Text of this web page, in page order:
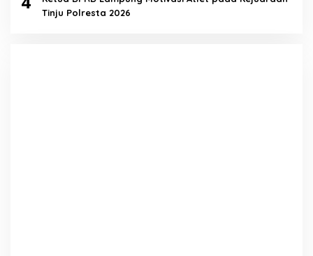
Tinju Polresta 2026